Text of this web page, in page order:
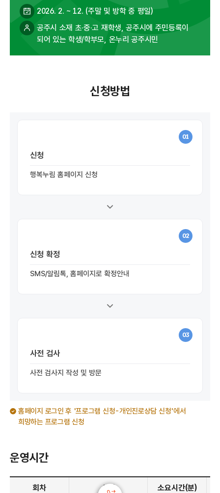
2026. 2. ~ 12. (주말 및 방학 중 평일)
공주시 소재 초·중·고 재학생, 공주시에 주민등록이
되어 있는 학생/학부모, 온누리 공주시민
신청방법
01
신청
행복누림 홈페이지 신청
02
신청 확정
SMS/알림톡, 홈페이지로 확정안내
03
사전 검사
사전 검사지 작성 및 방문
홈페이지 로그인 후 '프로그램 신청-개인진로상담 신청'에서
희망하는 프로그램 신청
운영시간
운영시간안내 - 회차, 시간, 소요시간(분), 운영 내용, 비고 정보 제공
회차
시간 소요시간(분)